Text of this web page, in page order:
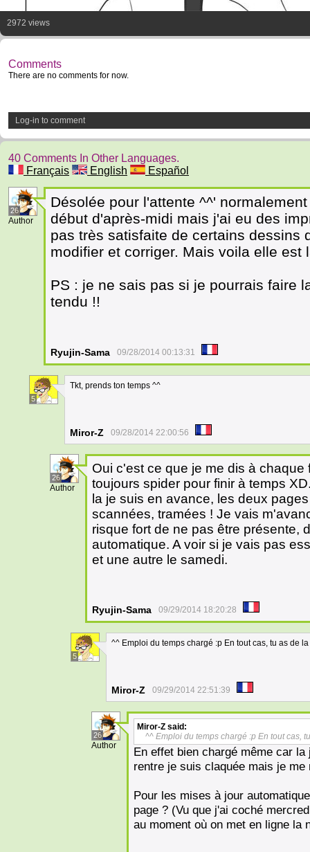
2972 views
Comments
There are no comments for now.
Log-in to comment
40 Comments In Other Languages.
Français
English Español
26
Author
Désolée pour l'attente ^^'
début d'après-midi mais j'ai eu des
pas très satisfaite de certains dessins
modifier et corriger. Mais voila elle est
PS : je ne sais pas si je pourrais faire
tendu !!
Ryujin-Sama 09/28/2014 00:13:31
5
Tkt, prends ton temps ^^
Miror-Z 09/28/2014 22:00:56
26
Author
Oui c'est ce que je me dis à
toujours spider pour finir à temps
la je suis en avance, les deux
scannées, tramées ! Je vais
risque fort de ne pas être présente,
automatique. A voir si je vais pas
et une autre le samedi.
Ryujin-Sama 09/29/2014 18:20:28
5
^^ Emploi du temps chargé :p En tout cas, tu as de
Miror-Z 09/29/2014 22:51:39
26
Author
Miror-Z said:
^^ Emploi du temps chargé :p En tout cas,
En effet bien chargé même car
rentre je suis claquée mais je
Pour les mises à jour
page ? (Vu que j'ai coché
au moment où on met en ligne la